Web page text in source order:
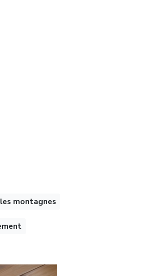
montagnes